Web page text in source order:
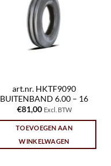
art.nr. HKTF9090
BUITENBAND 6.00 – 16
€81,00 Excl. BTW
TOEVOEGEN AAN
WINKELWAGEN